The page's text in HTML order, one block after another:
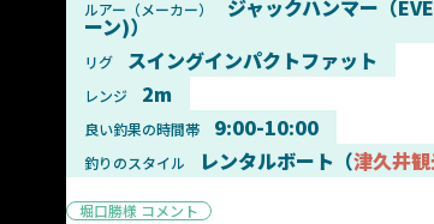
ルアー（メーカー） ジャックハンマー（
ーン)）
リグ スイングインパクトファット
レンジ 2m
良い釣果の時間帯 9:00-10:00
釣りのスタイル レンタルボート（津久井
堀口勝様 コメント
売予定！DAIWA ふく魚／ちび
グベイト初心者におすすめ！
2025年9月16日
シマノ25コンプレ
解説！